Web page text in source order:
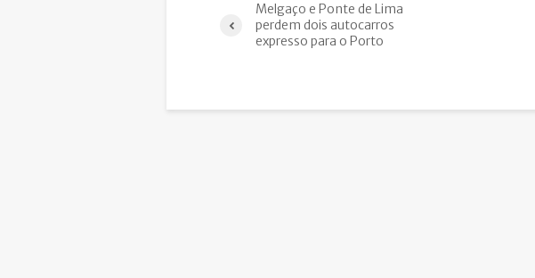
Melgaço e Ponte de Lima
perdem dois autocarros
expresso para o Porto